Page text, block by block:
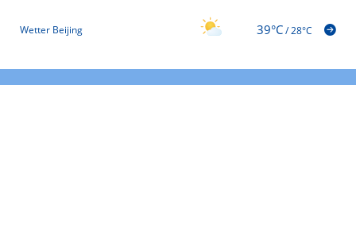
Wetter Beijing 39°C/28°C